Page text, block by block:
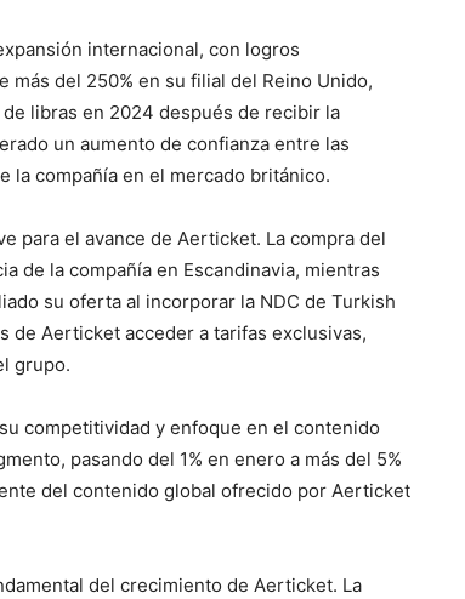
internacional, con logros
del 250% en su filial del Reino Unido,
libras en 2024 después de recibir la
un aumento de confianza entre las
la compañía en el mercado británico.
para el avance de Aerticket. La compra del
de la compañía en Escandinavia, mientras
su oferta al incorporar la NDC de Turkish
de Aerticket acceder a tarifas exclusivas,
grupo.
competitividad y enfoque en el contenido
pasando del 1% en enero a más del 5%
del contenido global ofrecido por Aerticket
del crecimiento de Aerticket. La